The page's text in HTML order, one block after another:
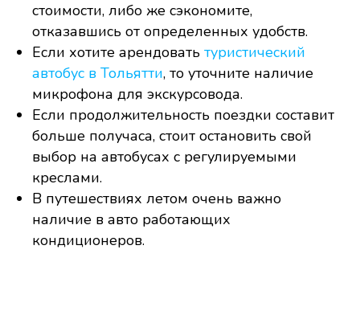
стоимости, либо же сэкономите,
отказавшись от определенных удобств.
Если хотите арендовать туристический
автобус в Тольятти, то уточните наличие
микрофона для экскурсовода.
Если продолжительность поездки составит
больше получаса, стоит остановить свой
выбор на автобусах с регулируемыми
креслами.
В путешествиях летом очень важно
наличие в авто работающих
кондиционеров.